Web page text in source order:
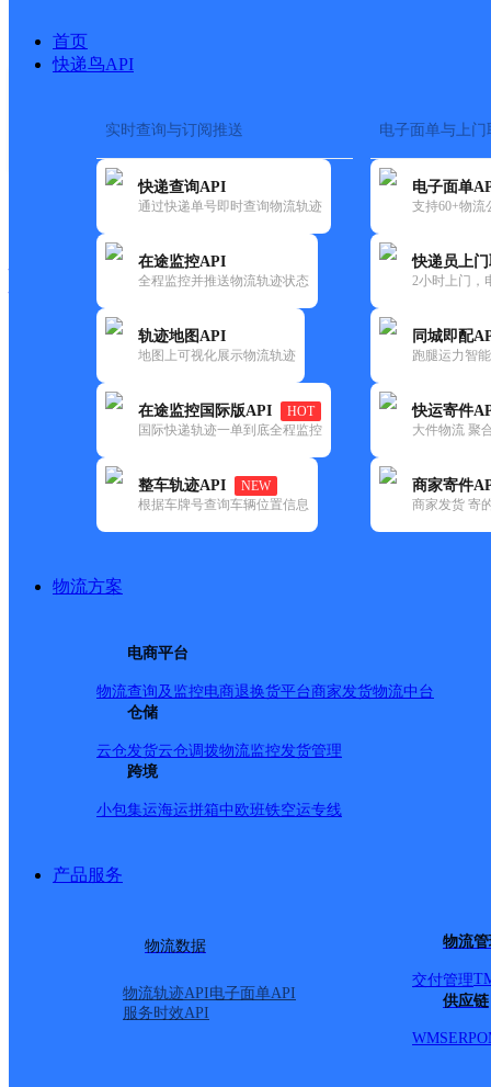
首页
快递鸟API
实时查询与订阅推送
快递查询API
通过快递单号即时查询物流轨迹
在途监控API
全程监控并推送物流轨迹状态
轨迹地图API
地图上可视化展示物流轨迹
在途监控国际版API
HOT
国际快递轨迹一单到底全程监控
整车轨迹API
NEW
根据车牌号查询车辆位置信息
电子面单与上门
电子面单
支持60+物流
快递员上
2小时上门，
同城即配
跑腿运力智
快运寄件
大件物流 聚
商家寄件
商家发货 寄
物流方案
电商平台
物流查询及监控电商退换货平台商家发货物流中台
仓储
云仓发货云仓调拨物流监控发货管理
跨境
小包集运海运拼箱中欧班铁空运专线
产品服务
物流数据
物流轨迹API电子面单API
服务时效API
物流
交付管理
供应链
WMSERP
快运大全 快递时效
百世
泉州A站清濛点
更新时间：2021-11-26 00:00:00
所属快递：百世快递
所属区域：福建省-泉州市-晋江市
网点地址：晋江市紫帽镇中泉物流中心
网点负责人：